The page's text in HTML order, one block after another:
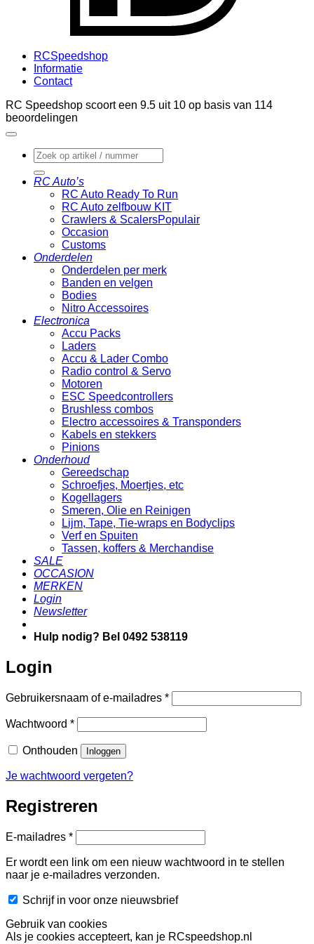
RCSpeedshop
Informatie
Contact
RC Speedshop scoort een 9.5 uit 10 op basis van 114
beoordelingen
Zoeken
naar:
RC Auto’s
RC Auto Ready To Run
RC Auto zelfbouw KIT
Crawlers & Scalers
Occasion
Customs
Onderdelen
Onderdelen per merk
Banden en velgen
Bodies
Nitro Accessoires
Electronica
Accu Packs
Laders
Accu & Lader Combo
Radio control & Servo
Motoren
ESC Speedcontrollers
Brushless combos
Electro accessoires & Transponders
Kabels en stekkers
Pinions
Onderhoud
Gereedschap
Schroefjes, Moertjes, etc
Kogellagers
Smeren, Olie en Reinigen
Lijm, Tape, Tie-wraps en Bodyclips
Verf en Spuiten
Tassen, koffers & Merchandise
SALE
OCCASION
MERKEN
Login
Newsletter
Hulp nodig? Bel 0492 538119
Login
Gebruikersnaam of e-mailadres *Vereist
Wachtwoord *Vereist
Onthouden Inloggen
Je wachtwoord vergeten?
Registreren
E-mailadres *Vereist
Er wordt een link om een nieuw wachtwoord in te stellen
naar je e-mailadres verzonden.
Schrijf in voor onze nieuwsbrief
Gebruik van cookies
Als je cookies accepteert, kan je RCspeedshop.nl